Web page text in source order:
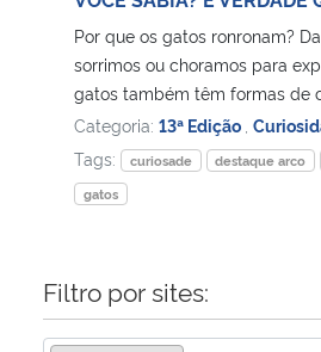
Ministério de Minas e Energia
Ministério da Ciência, Tecnologia, Inovações e
Ministério do Meio Ambiente
Por que os gatos ronronam?
sorrimos ou choramos para
gatos também têm formas de
Categoria: 13ª Edição
Tags:
curiosade destaque arco
gatos
Filtro por sites: